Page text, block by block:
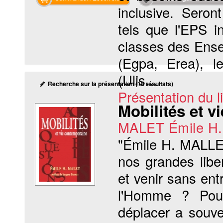
inclusive.
tels que l'EPS
classes des
(Egpa, Erea),
(Ulis...
Présentation du
Recherche sur la présentation (18 résultats)
Mobilités et
MALET Émile H.
"Émile H.
nos grandes
et venir sans
l'Homme ?
déplacer a